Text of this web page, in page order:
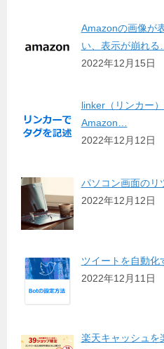
Amazonの画像が
い、表示が崩れる…
2022年12月15日
linker（リンカー
Amazon…
2022年12月12日
パソコン画面のリ
2022年12月12日
ツイートを自動化
2022年12月11日
楽天キャッシュを